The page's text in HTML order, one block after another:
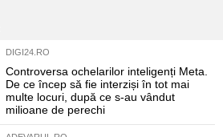
DIGI24.RO
Controversa ochelarilor inteligenți Meta.
De ce încep să fie interziși în tot mai
multe locuri, după ce s-au vândut
milioane de perechi